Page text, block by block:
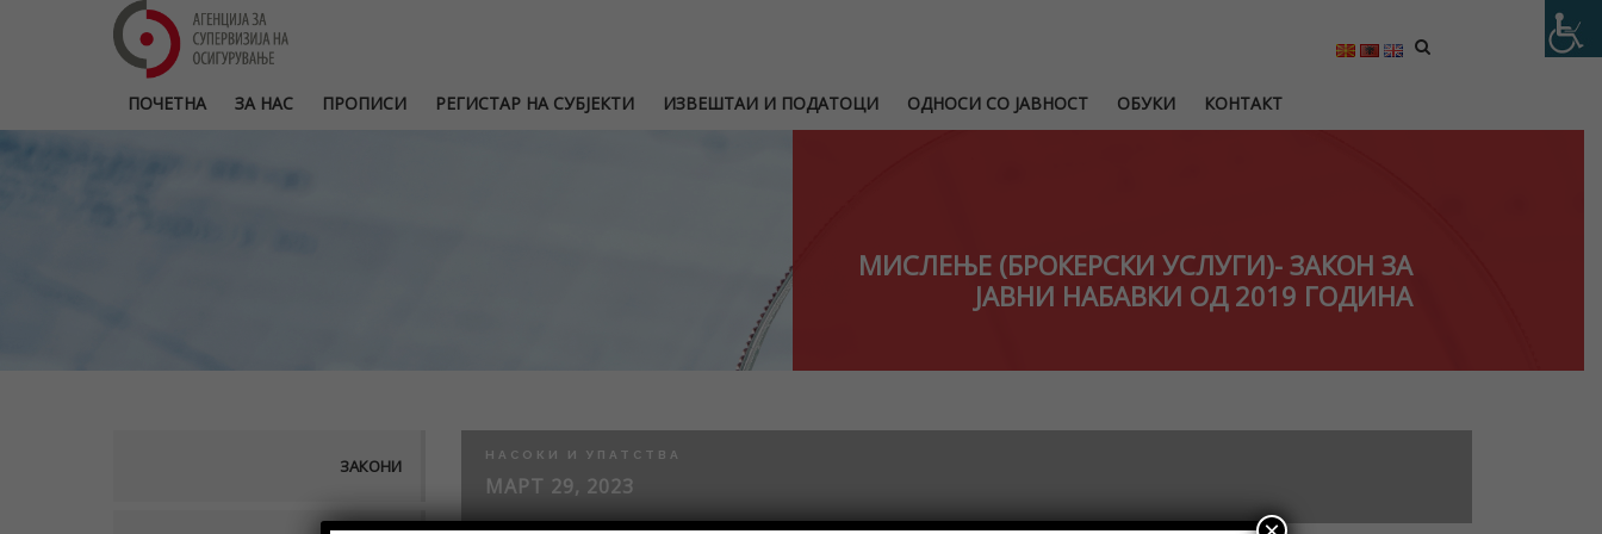
ПОЧЕТНА ЗА НАС ПРОПИСИ РЕГИСТАР НА СУБЈЕКТИ ИЗВЕШТАИ И ПОДАТОЦИ ОДНОСИ СО ЈАВНОСТ ОБУКИ КОНТАКТ
МИСЛЕЊЕ (БРОКЕРСКИ УСЛУГИ)- ЗАКОН ЗА
ЈАВНИ НАБАВКИ ОД 2019 ГОДИНА
ЗАКОНИ
НАСОКИ И УПАТСТВА
МАРТ 29, 2023